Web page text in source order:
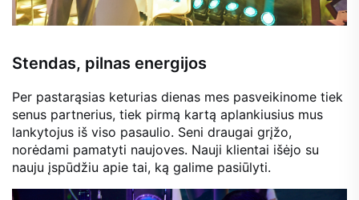
Stendas, pilnas energijos
Per pastarąsias keturias dienas mes pasveikinome tiek
senus partnerius, tiek pirmą kartą aplankiusius mus
lankytojus iš viso pasaulio. Seni draugai grįžo,
norėdami pamatyti naujoves. Nauji klientai išėjo su
nauju įspūdžiu apie tai, ką galime pasiūlyti.